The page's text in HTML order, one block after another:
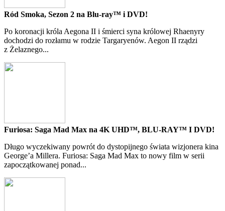
Ród Smoka, Sezon 2 na Blu-ray™ i DVD!
Po koronacji króla Aegona II i śmierci syna królowej Rhaenyry
dochodzi do rozłamu w rodzie Targaryenów. Aegon II rządzi
z Żelaznego...
Furiosa: Saga Mad Max na 4K UHD™, BLU-RAY™ I DVD!
Długo wyczekiwany powrót do dystopijnego świata wizjonera kina
George’a Millera. Furiosa: Saga Mad Max to nowy film w serii
zapoczątkowanej ponad...